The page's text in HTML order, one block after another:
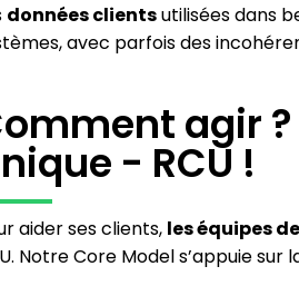
données clientsutilisées dans
avec parfois des
agir
- RCU !
aider ses clients, les équipes
Notre Core Model s’appuie sur